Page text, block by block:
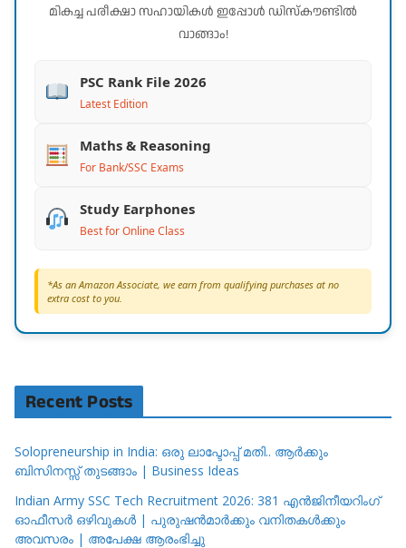
മികച്ച പരീക്ഷാ സഹായികൾ ഇപ്പോൾ ഡിസ്കൗണ്ടിൽ
വാങ്ങാം!
PSC Rank File 2026
Latest Edition
Maths & Reasoning
For Bank/SSC Exams
Study Earphones
Best for Online Class
*As an Amazon Associate, we earn from qualifying purchases at no
extra cost to you.
Recent Posts
Solopreneurship in India: ഒരു ലാപ്ടോപ്പ് മതി.. ആർക്കും
ബിസിനസ്സ് തുടങ്ങാം | Business Ideas
Indian Army SSC Tech Recruitment 2026: 381 എൻജിനീയറിംഗ്
ഓഫീസർ ഒഴിവുകൾ | പുരുഷൻമാർക്കും വനിതകൾക്കും
അവസരം | അപേക്ഷ ആരംഭിച്ചു